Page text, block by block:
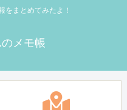
をまとめてみたよ！
メモ帳